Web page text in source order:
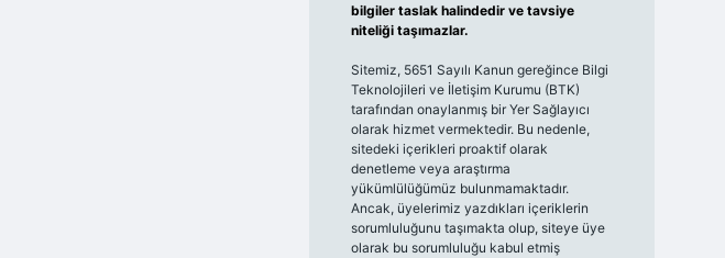
bilgiler taslak halindedir ve tavsiye
niteliği taşımazlar.
Sitemiz, 5651 Sayılı Kanun gereğince Bilgi
Teknolojileri ve İletişim Kurumu (BTK)
tarafından onaylanmış bir Yer Sağlayıcı
olarak hizmet vermektedir. Bu nedenle,
sitedeki içerikleri proaktif olarak
denetleme veya araştırma
yükümlülüğümüz bulunmamaktadır.
Ancak, üyelerimiz yazdıkları içeriklerin
sorumluluğunu taşımakta olup, siteye üye
olarak bu sorumluluğu kabul etmiş